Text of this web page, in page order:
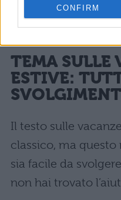
CONFIRM
soprattutto utili per
dopo un anno
TEMA SULLE
ESTIVE:
Il testo sulle
classico, ma
sia facile da
non hai trovato